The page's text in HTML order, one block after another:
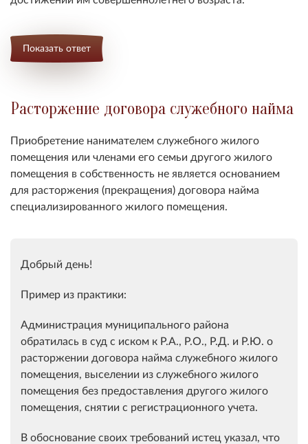
Показать ответ
Расторжение договора служебного найма
Приобретение нанимателем служебного жилого
помещения или членами его семьи другого жилого
помещения в собственность не является основанием
для расторжения (прекращения) договора найма
специализированного жилого помещения.
Добрый день!
Пример из практики:
Администрация муниципального района
обратилась в суд с иском к Р.А., Р.О., Р.Д. и Р.Ю. о
расторжении договора найма служебного жилого
помещения, выселении из служебного жилого
помещения без предоставления другого жилого
помещения, снятии с регистрационного учета.
В обоснование своих требований истец указал, что